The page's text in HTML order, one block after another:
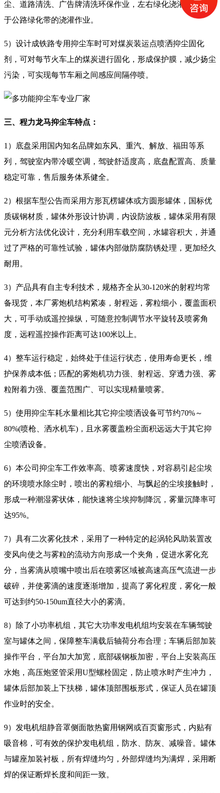
尘、道路清洗、广告牌清洗环保作业，左右绿化浇灌装置可用
于公路绿化带的浇灌作业。
5）设计成铁路专用抑尘车时可对煤炭装运点喷洒抑尘固化
剂，可对每节火车上的煤炭进行固化，形成保护膜，减少扬尘
污染，可实现每节车厢之间感应间隔停喷。
三、程力龙马抑尘车特点：
1）底盘采用国内知名品牌如东风、重汽、解放、福田等系
列，驾驶室内带冷暖空调，驾驶舒适度高，底盘配置高、质量
稳定可靠，售后服务体系健全。
2）根据车型公告而采用方形瓦楞罐体或方圆形罐体，国标优
质碳钢材质，罐体外形设计协调，内设防波板，罐体采用有限
元分析方法优化设计，充分利用车载空间，水罐容积大，并通
过了严格的可靠性试验，罐体内部做防腐防锈处理，更加经久
耐用。
3）产品具有自主专利技术，规格齐全从30-120米的射程均常
备现货，本厂雾炮机结构紧凑，射程远，雾粒细小，覆盖面积
大，可手动或遥控操纵，可随意控制调节水平旋转及喷雾角
度，远程遥控操作距离可达100米以上。
4）整车运行稳定，始终处于佳运行状态，使用寿命更长，维
护保养成本低；匹配的雾炮机功力强、射程远、穿透力强、雾
粒附着力强、覆盖范围广、可以实现精量喷雾。
5）使用抑尘车耗水量相比其它抑尘喷洒设备可节约70%～
80%(喷枪、洒水机车)，且水雾覆盖粉尘面积远远大于其它抑
尘喷洒设备。
6）本公司抑尘车工作效率高、喷雾速度快，对容易引起尘埃
的环境喷水除尘时，喷出的雾粒细小、与飘起的尘埃接触时，
形成一种潮湿雾状体，能快速将尘埃抑制降沉，雾量沉降率可
达95%。
7）具有二次雾化技术，采用了一种特定的起涡轮风助装置改
变风向使之与雾粒的流动方向形成一个夹角，促进水雾化充
分，当雾滴从喷嘴中喷出后在喷雾区域被高速高压气流进一步
破碎，并使雾滴的速度逐渐增加，提高了雾化程度，雾化一般
可达到约50-150um直径大小的雾滴。
8）除了小功率机组，其它大功率发电机组均安装在车辆驾驶
室与罐体之间，保障整车满载后轴荷分布合理；车辆后部加装
操作平台，平台加大加宽，底部碳钢板加密，平台上安装高压
水炮，高压炮竖管采用U型螺栓固定，防止喷水时产生冲力，
罐体后部加装上下扶梯，罐体顶部围板形式，保证人员在罐顶
作业时的安全。
9）发电机组静音罩侧面散热窗用钢网或百页窗形式，内贴有
吸音棉，可有效的保护发电机组，防水、防灰、减噪音。罐体
与罐座加装衬板，所有焊缝均匀，外部焊缝均为满焊，采用断
焊的保证断焊长度和间距一致。